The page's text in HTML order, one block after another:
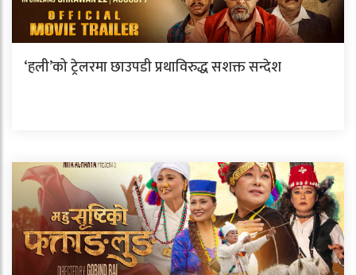
‘हली’को ट्रेलरमा छाउपडी प्रथाविरुद्ध सशक्त सन्देश